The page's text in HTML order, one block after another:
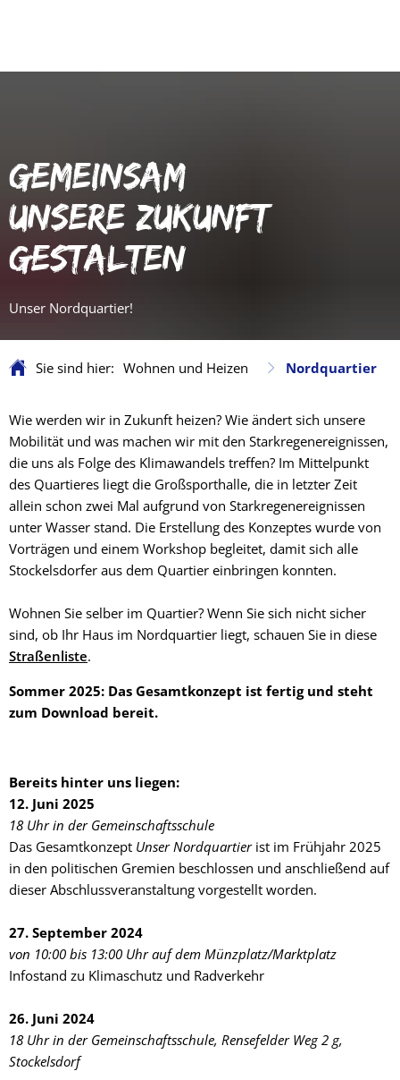
GEMEINSAM
UNSERE ZUKUNFT
GESTALTEN
Unser Nordquartier!
Sie sind hier: Wohnen und Heizen Nordquartier
Nordquartier
Wie werden wir in Zukunft heizen? Wie ändert sich unsere
Mobilität und was machen wir mit den Starkregen­ereignissen,
die uns als Folge des Klimawandels treffen? Im Mittelpunkt
des Quartieres liegt die Großsporthalle, die in letzter Zeit
allein schon zwei Mal aufgrund von Starkregen­ereignissen
unter Wasser stand. Die Erstellung des Konzeptes wurde von
Vorträgen und einem Workshop begleitet, damit sich alle
Stockelsdorfer aus dem Quartier einbringen konnten.
Wohnen Sie selber im Quartier? Wenn Sie sich nicht sicher
sind, ob Ihr Haus im Nordquartier liegt, schauen Sie in diese
Straßenliste.
Sommer 2025: Das Gesamtkonzept ist fertig und steht
zum Download bereit.
Bereits hinter uns liegen:
12. Juni 2025
18 Uhr in der Gemeinschaftsschule
Das Gesamtkonzept Unser Nordquartierist im Frühjahr 2025
in den politischen Gremien beschlossen und anschließend auf
dieser Abschlussveranstaltung vorgestellt worden.
27. September 2024
von 10:00 bis 13:00 Uhr auf dem Münzplatz/Marktplatz
Infostand zu Klimaschutz und Radverkehr
26. Juni 2024
18 Uhr in der Gemeinschaftsschule, Rensefelder Weg 2 g,
Stockelsdorf